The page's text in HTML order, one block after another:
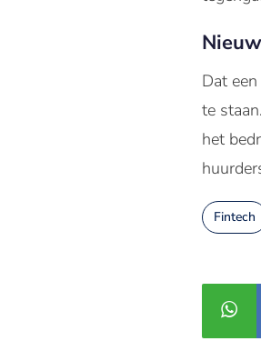
Dat
te
het
Fintech